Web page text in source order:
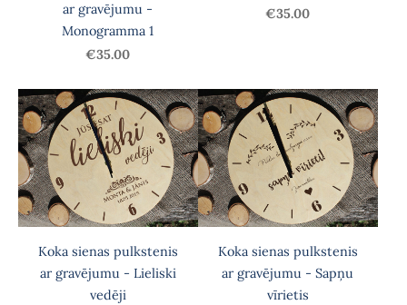
ar gravējumu -
Monogramma 1
€35.00
€35.00
Koka sienas pulkstenis
ar gravējumu - Lieliski
vedēji
Koka sienas pulkstenis
ar gravējumu - Sapņu
vīrietis